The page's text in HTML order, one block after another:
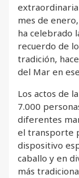
mes de
ha celebrado
recuerdo de
tradición,
del Mar en
Los actos de
7.000
diferentes
el transporte
dispositivo
caballo y en
más